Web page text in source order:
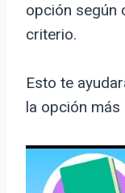
opción según
criterio.
Esto te
la opción más